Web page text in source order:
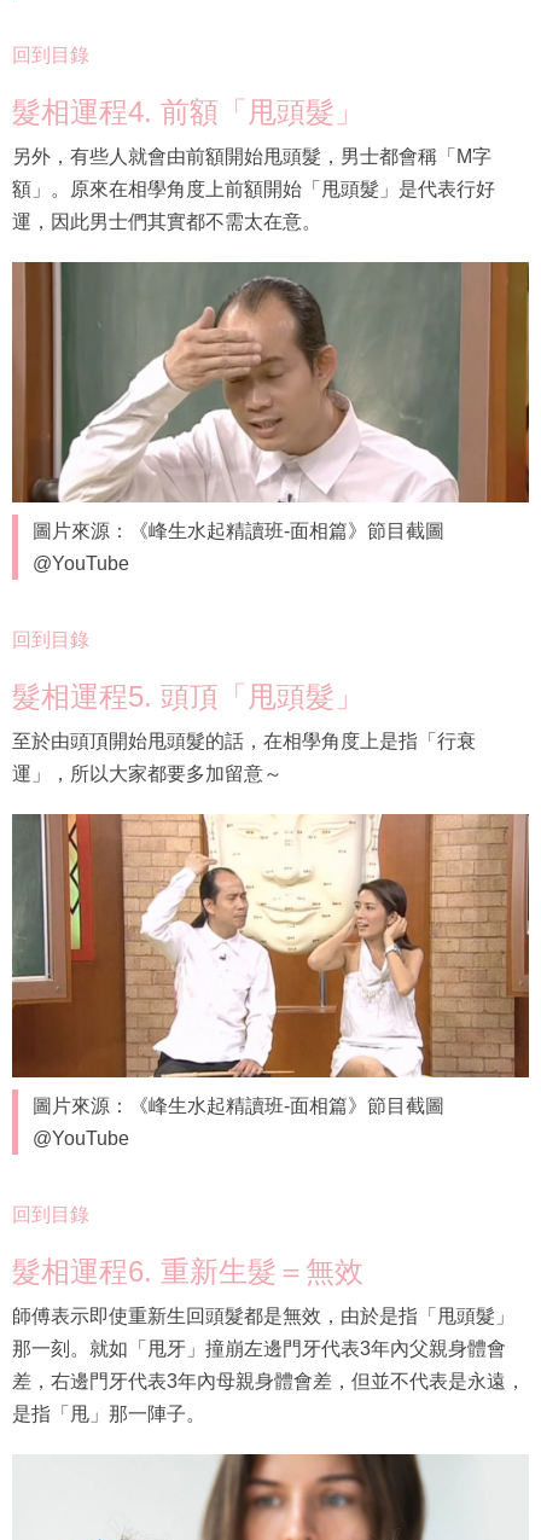
回到目錄
髮相運程4. 前額「甩頭髮」
另外，有些人就會由前額開始甩頭髮，男士都會稱「M字
額」。原來在相學角度上前額開始「甩頭髮」是代表行好
運，因此男士們其實都不需太在意。
圖片來源：《峰生水起精讀班-面相篇》節目截圖
@YouTube
回到目錄
髮相運程5. 頭頂「甩頭髮」
至於由頭頂開始甩頭髮的話，在相學角度上是指「行衰
運」，所以大家都要多加留意～
圖片來源：《峰生水起精讀班-面相篇》節目截圖
@YouTube
回到目錄
髮相運程6. 重新生髮＝無效
師傅表示即使重新生回頭髮都是無效，由於是指「甩頭髮」
那一刻。就如「甩牙」撞崩左邊門牙代表3年內父親身體會
差，右邊門牙代表3年內母親身體會差，但並不代表是永遠，
是指「甩」那一陣子。